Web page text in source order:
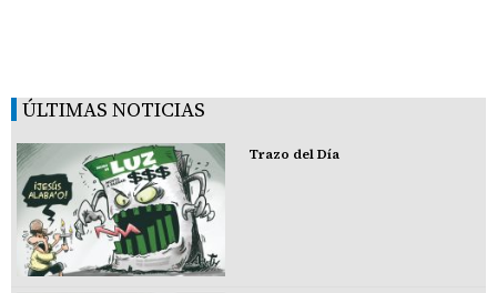
ÚLTIMAS NOTICIAS
Trazo del Día